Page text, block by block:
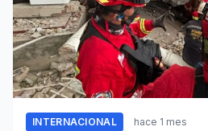
INTERNACIONAL hace 1 mes